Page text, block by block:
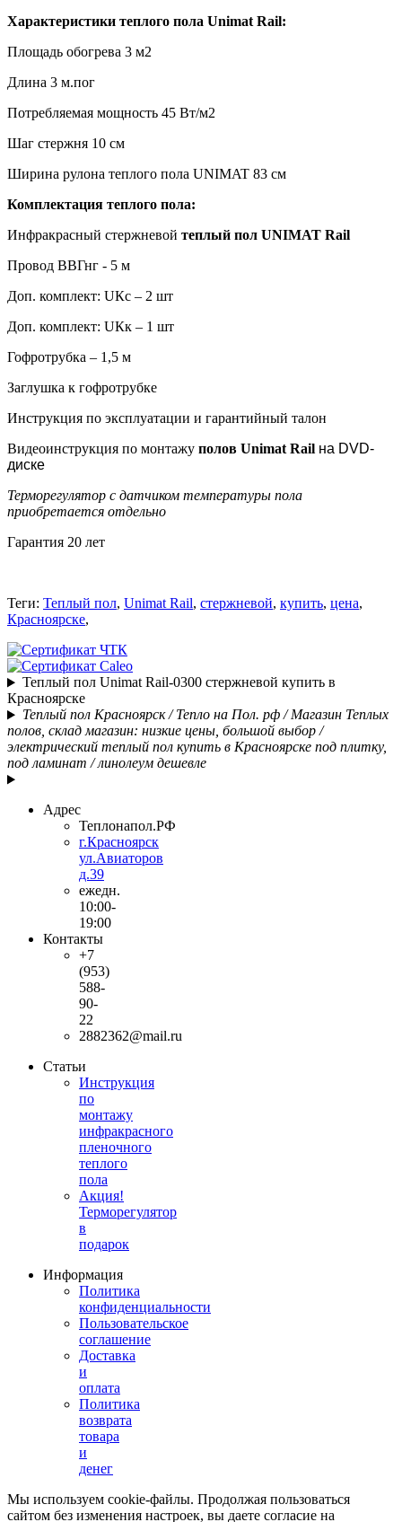
Характеристики теплого пола Unimat Rail:
Площадь обогрева 3 м2
Длина 3 м.пог
Потребляемая мощность 45 Вт/м2
Шаг стержня 10 см
Ширина рулона теплого пола UNIMAT 83 см
Комплектация теплого пола:
Инфракрасный стержневой теплый пол UNIMAT Rail
Провод ВВГнг - 5 м
Доп. комплект: UКс – 2 шт
Доп. комплект: UКк – 1 шт
Гофротрубка – 1,5 м
Заглушка к гофротрубке
Инструкция по эксплуатации и гарантийный талон
Видеоинструкция по монтажу полов Unimat Rail на DVD-
диске
Терморегулятор с датчиком температуры пола
приобретается отдельно
Гарантия 20 лет
Теги: Теплый пол, Unimat Rail, стержневой, купить, цена,
Красноярске,
Теплый пол Unimat Rail-0300 стержневой купить в
Красноярске
Теплый пол Красноярск / Тепло на Пол. рф / Магазин Теплых
полов, склад магазин: низкие цены, большой выбор /
электрический теплый пол купить в Красноярске под плитку,
под ламинат / линолеум дешевле
Адрес
Теплонапол.РФ
г.Красноярск
ул.Авиаторов
д.39
ежедн.
10:00-
19:00
Контакты
+7
(953)
588-
90-
22
2882362@mail.ru
Статьи
Инструкция
по
монтажу
инфракрасного
пленочного
теплого
пола
Акция!
Терморегулятор
в
подарок
Информация
Политика
конфиденциальности
Пользовательское
соглашение
Доставка
и
оплата
Политика
возврата
товара
и
денег
Мы используем cookie-файлы. Продолжая пользоваться
сайтом без изменения настроек, вы даете согласие на